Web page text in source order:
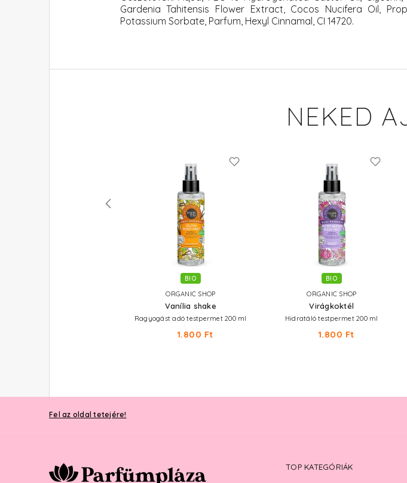
Gardenia Tahitensis Flower Extract, Cocos Nucifera Oil,
Potassium Sorbate, Parfum, Hexyl Cinnamal, CI 14720.
NEKED
BIO
ORGANIC SHOP
Vanília shake
Ragyogást adó testpermet 200 ml
1.800 Ft
BIO
ORGANIC SHOP
Virágkoktél
Hidratáló testpermet 200 ml
1.800 Ft
Fel az oldal tetejére!
TOP KATEGÓRIÁK